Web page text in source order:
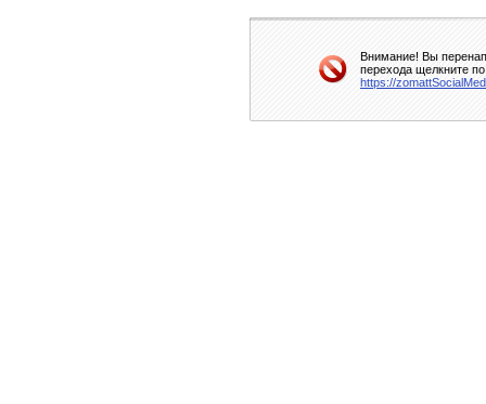
Внимание! Вы
перехода щелкните
https://